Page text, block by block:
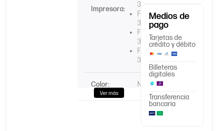
Impresora:
3540MFP
FS-
3640MFP
FS-
3920DN
FS-
3925DN
Color: Negro ●
15,000
Páginas
Ver más
Medios de
pago
Tarjetas de
crédito y débito
Billeteras
digitales
Transferencia
bancaria